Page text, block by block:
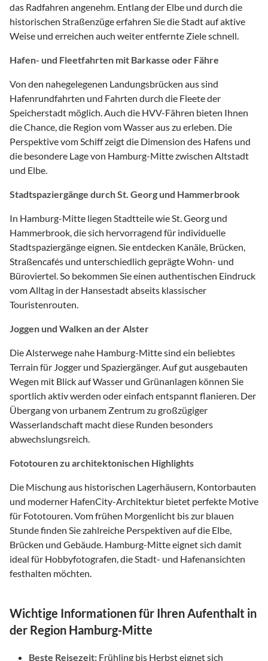
das Radfahren angenehm. Entlang der Elbe und durch die
historischen Straßenzüge erfahren Sie die Stadt auf aktive
Weise und erreichen auch weiter entfernte Ziele schnell.
Hafen- und Fleetfahrten mit Barkasse oder Fähre
Von den nahegelegenen Landungsbrücken aus sind
Hafenrundfahrten und Fahrten durch die Fleete der
Speicherstadt möglich. Auch die HVV-Fähren bieten Ihnen
die Chance, die Region vom Wasser aus zu erleben. Die
Perspektive vom Schiff zeigt die Dimension des Hafens und
die besondere Lage von Hamburg-Mitte zwischen Altstadt
und Elbe.
Stadtspaziergänge durch St. Georg und Hammerbrook
In Hamburg-Mitte liegen Stadtteile wie St. Georg und
Hammerbrook, die sich hervorragend für individuelle
Stadtspaziergänge eignen. Sie entdecken Kanäle, Brücken,
Straßencafés und unterschiedlich geprägte Wohn- und
Büroviertel. So bekommen Sie einen authentischen Eindruck
vom Alltag in der Hansestadt abseits klassischer
Touristenrouten.
Joggen und Walken an der Alster
Die Alsterwege nahe Hamburg-Mitte sind ein beliebtes
Terrain für Jogger und Spaziergänger. Auf gut ausgebauten
Wegen mit Blick auf Wasser und Grünanlagen können Sie
sportlich aktiv werden oder einfach entspannt flanieren. Der
Übergang von urbanem Zentrum zu großzügiger
Wasserlandschaft macht diese Runden besonders
abwechslungsreich.
Fototouren zu architektonischen Highlights
Die Mischung aus historischen Lagerhäusern, Kontorbauten
und moderner HafenCity-Architektur bietet perfekte Motive
für Fototouren. Vom frühen Morgenlicht bis zur blauen
Stunde finden Sie zahlreiche Perspektiven auf die Elbe,
Brücken und Gebäude. Hamburg-Mitte eignet sich damit
ideal für Hobbyfotografen, die Stadt- und Hafenansichten
festhalten möchten.
Wichtige Informationen für Ihren Aufenthalt in
der Region Hamburg-Mitte
Beste Reisezeit: Frühling bis Herbst eignet sich